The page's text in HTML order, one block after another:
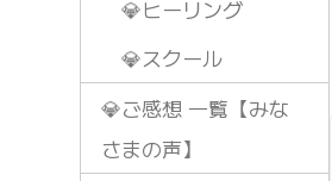
💎ヒーリング
💎スクール
💎ご感想 一覧【みな
さまの声】